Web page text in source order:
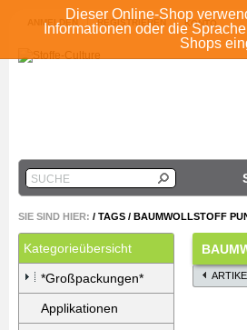
Dieser Online-Shop
Informationen oder die
Shops
ANMELDEN REGISTRIEREN KONTO
SUCHE
SIE SIND HIER: / TAGS / BAUMWOLLSTOFF
Kategorieübersicht
*Großpackungen*
Applikationen